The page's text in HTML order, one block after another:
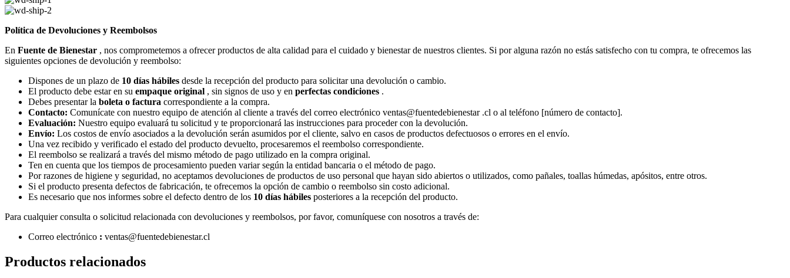
Política de Devoluciones y Reembolsos
En Fuente de Bienestar , nos comprometemos a ofrecer productos de alta calidad para el cuidado y bienestar de nuestros clientes. Si por alguna razón no estás satisfecho con tu compra, te ofrecemos las
siguientes opciones de devolución y reembolso:
Dispones de un plazo de 10 días hábiles desde la recepción del producto para solicitar una devolución o cambio.
El producto debe estar en su empaque original , sin signos de uso y en perfectas condiciones .
Debes presentar la boleta o factura correspondiente a la compra.
Contacto: Comunícate con nuestro equipo de atención al cliente a través del correo electrónico ventas@fuentedebienestar .cl o al teléfono [número de contacto].
Evaluación: Nuestro equipo evaluará tu solicitud y te proporcionará las instrucciones para proceder con la devolución.
Envío: Los costos de envío asociados a la devolución serán asumidos por el cliente, salvo en casos de productos defectuosos o errores en el envío.
Una vez recibido y verificado el estado del producto devuelto, procesaremos el reembolso correspondiente.
El reembolso se realizará a través del mismo método de pago utilizado en la compra original.
Ten en cuenta que los tiempos de procesamiento pueden variar según la entidad bancaria o el método de pago.
Por razones de higiene y seguridad, no aceptamos devoluciones de productos de uso personal que hayan sido abiertos o utilizados, como pañales, toallas húmedas, apósitos, entre otros.
Si el producto presenta defectos de fabricación, te ofrecemos la opción de cambio o reembolso sin costo adicional.
Es necesario que nos informes sobre el defecto dentro de los 10 días hábiles posteriores a la recepción del producto.
Para cualquier consulta o solicitud relacionada con devoluciones y reembolsos, por favor, comuníquese con nosotros a través de:
Correo electrónico : ventas@fuentedebienestar.cl
Productos relacionados